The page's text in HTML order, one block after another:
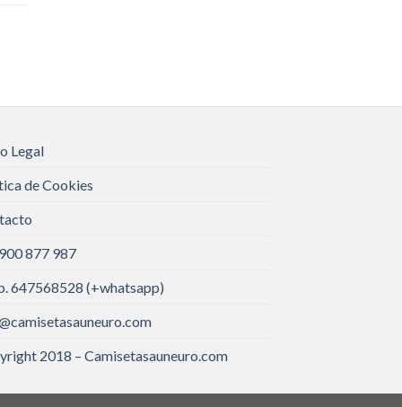
Legal
de Cookies
877 987
647568528 (+whatsapp)
2018 – Camisetasauneuro.com